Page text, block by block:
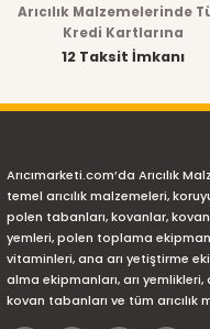
Arıcılık Malzemelerinde
Kredi Kartlarına
12 Taksit İmkanı
Arıcımarketi.com’da Arıcılık
temel arıcılık malzemeleri,
polen tabanları, kovanlar, kovan
yemleri, polen toplama
vitaminleri, ana arı yetiştirme
alma ekipmanları, arı yemlikleri,
kovan tabanları ve tüm